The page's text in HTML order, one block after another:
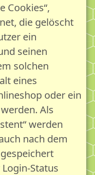
Cookies“,
die gelöscht
ein
seinen
solchen
eines
oder ein
Als
werden
nach dem
Status